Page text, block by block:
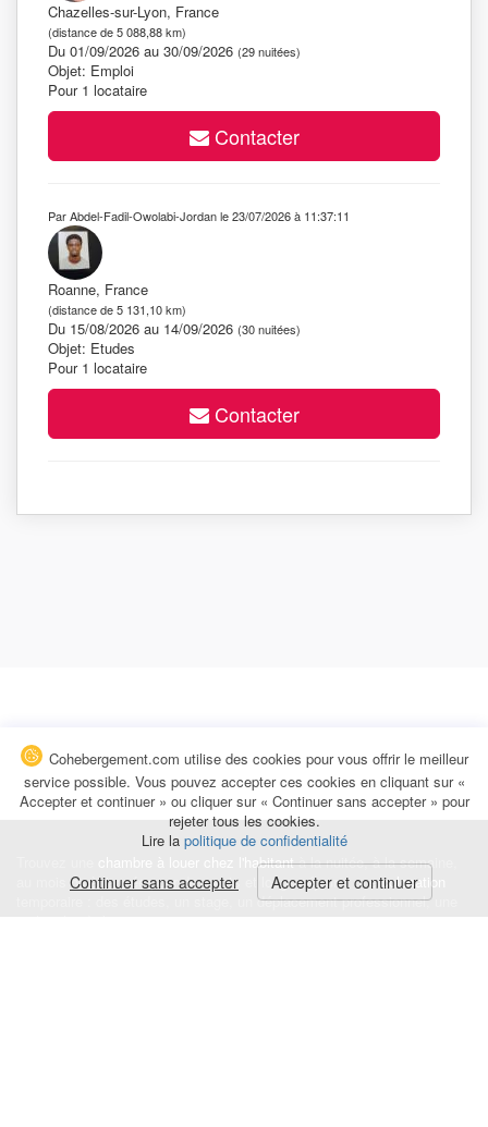
Chazelles-sur-Lyon, France
(distance de 5 088,88 km)
Du 01/09/2026 au 30/09/2026 (29 nuitées)
Objet: Emploi
Pour 1 locataire
Contacter
Par Abdel-Fadil-Owolabi-Jordan le 23/07/2026 à 11:37:11
Roanne, France
(distance de 5 131,10 km)
Du 15/08/2026 au 14/09/2026 (30 nuitées)
Objet: Etudes
Pour 1 locataire
Contacter
chambre à louer chez l'habitantà la nuitée, à la semaine,
au mois ou à l'année pour de courts et longs séjours, unecolocation
temporaire : des études, un stage, un déplacement professionnel, une
Cohebergement.com utilise des cookies pour vous offrir le meilleur
service possible. Vous pouvez accepter ces cookies en cliquant sur «
Accepter et continuer » ou cliquer sur « Continuer sans accepter » pour
rejeter tous les cookies.
Lire la politique de confidentialité
Continuer sans accepter Accepter et continuer